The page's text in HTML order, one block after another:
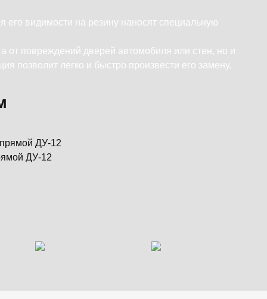
его видимости на резину наносят специальную
от повреждений дверей автомобиля или стен, но и
позволит легко и быстро произвести его замену.
ДУ-12